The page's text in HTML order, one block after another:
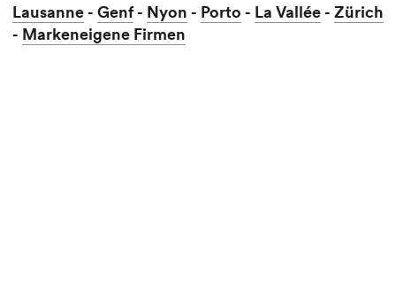
Lausanne- Genf- Nyon - Porto - La Vallée- Zürich
- Markeneigene Firmen